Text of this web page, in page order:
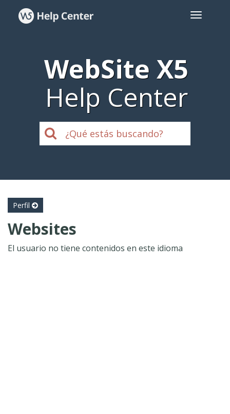
WebSite X5
Help Center
Perfil
Websites
El usuario no tiene contenidos en este idioma